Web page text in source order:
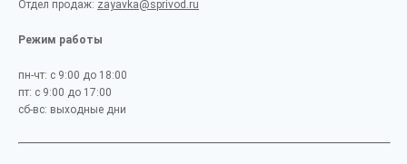
Отдел продаж: zayavka@sprivod.ru
Режим работы
пн-чт: с 9:00 до 18:00
пт: с 9:00 до 17:00
сб-вс: выходные дни